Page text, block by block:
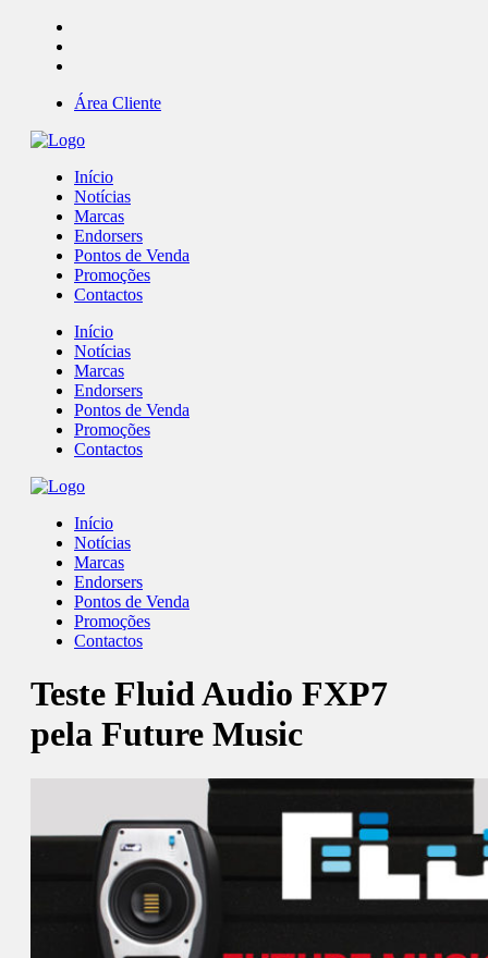
Área Cliente
Início
Notícias
Marcas
Endorsers
Pontos de Venda
Promoções
Contactos
Início
Notícias
Marcas
Endorsers
Pontos de Venda
Promoções
Contactos
Início
Notícias
Marcas
Endorsers
Pontos de Venda
Promoções
Contactos
Teste Fluid Audio FXP7
pela Future Music